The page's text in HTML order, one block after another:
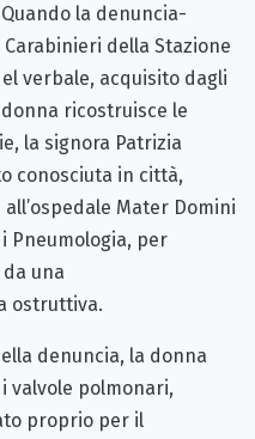
la denuncia-
della Stazione
verbale, acquisito dagli
ricostruisce le
la signora Patrizia
conosciuta in città,
Mater Domini
Pneumologia, per
una
ostruttiva.
denuncia, la donna
valvole polmonari,
proprio per il